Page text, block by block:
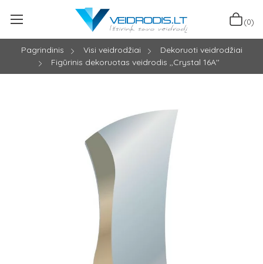
(0)
Pagrindinis Visi veidrodžiai
Dekoruoti veidrodžiai
Figūrinis dekoruotas veidrodis ,,Crystal 16A''